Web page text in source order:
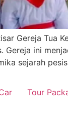
Gereja Tua
ini
sejarah
Tour